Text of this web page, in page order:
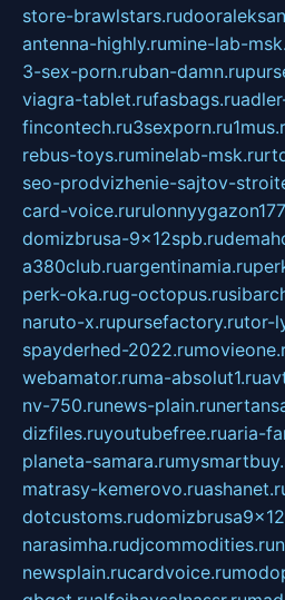
store-brawlstars.ru
antenna-highly.rumine-lab-
3-sex-porn.ruban-damn.ru
viagra-tablet.rufasbags.ru
fincontech.ru3sexporn.ru
rebus-toys.ruminelab-msk.ru
seo-prodvizhenie-sajtov-
card-voice.ru
domizbrusa-9x12spb.ru
a380club.ruargentinamia.ru
perk-oka.rug-octopus.ru
naruto-x.rupursefactory.rutor-
spayderhed-2022.ru
webamator.ruma-absolut1.ru
nv-750.runews-plain.ru
dizfiles.ruyoutubefree.ruaria-
planeta-samara.ru
matrasy-kemerovo.ru
dotcustoms.ru
narasimha.rudjcommodities.ru
newsplain.rucardvoice.ru